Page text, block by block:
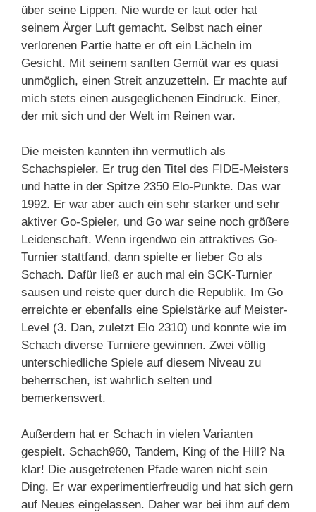
über seine Lippen. Nie wurde er laut oder hat
seinem Ärger Luft gemacht. Selbst nach einer
verlorenen Partie hatte er oft ein Lächeln im
Gesicht. Mit seinem sanften Gemüt war es quasi
unmöglich, einen Streit anzuzetteln. Er machte auf
mich stets einen ausgeglichenen Eindruck. Einer,
der mit sich und der Welt im Reinen war.
Die meisten kannten ihn vermutlich als
Schachspieler. Er trug den Titel des FIDE-Meisters
und hatte in der Spitze 2350 Elo-Punkte. Das war
1992. Er war aber auch ein sehr starker und sehr
aktiver Go-Spieler, und Go war seine noch größere
Leidenschaft. Wenn irgendwo ein attraktives Go-
Turnier stattfand, dann spielte er lieber Go als
Schach. Dafür ließ er auch mal ein SCK-Turnier
sausen und reiste quer durch die Republik. Im Go
erreichte er ebenfalls eine Spielstärke auf Meister-
Level (3. Dan, zuletzt Elo 2310) und konnte wie im
Schach diverse Turniere gewinnen. Zwei völlig
unterschiedliche Spiele auf diesem Niveau zu
beherrschen, ist wahrlich selten und
bemerkenswert.
Außerdem hat er Schach in vielen Varianten
gespielt. Schach960, Tandem, King of the Hill? Na
klar! Die ausgetretenen Pfade waren nicht sein
Ding. Er war experimentierfreudig und hat sich gern
auf Neues eingelassen. Daher war bei ihm auf dem